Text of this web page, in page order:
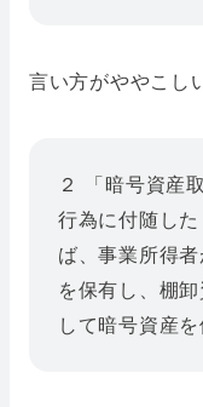
言い方がややこし
２ 「暗号資産
行為に付随し
ば、事業所得
を保有し、棚
して暗号資産